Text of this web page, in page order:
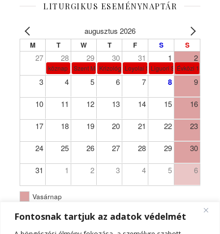
Fontosnak tartjuk az adatok védelmét
LITURGIKUS ESEMÉNYNAPTÁR
augusztus 2026
M T W T F S S
27 28 29 30 31 1 2
köznap Szent Márta, Mária és Lázár
Krizológ Szent Péter
Loyolai Szent IgnácLiguori Szent Alfonz pk-et.
Évközi 18.
3 4 5 6 7 8 9
10 11 12 13 14 15 16
17 18 19 20 21 22 23
24 25 26 27 28 29 30
31 1 2 3 4 5 6
Vasárnap